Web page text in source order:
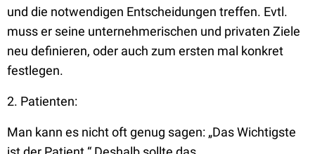
und die notwendigen Entscheidungen treffen. Evtl.
muss er seine unternehmerischen und privaten Ziele
neu definieren, oder auch zum ersten mal konkret
festlegen.
2. Patienten:
Man kann es nicht oft genug sagen: „Das Wichtigste